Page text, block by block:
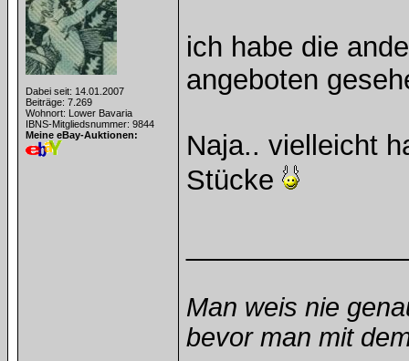
Dabei seit: 14.01.2007
Beiträge: 7.269
Wohnort: Lower Bavaria
IBNS-Mitgliedsnummer: 9844
Meine eBay-Auktionen:
ich habe die
angeboten
Naja.. vielleicht
Stücke
Man weis nie
bevor man mit